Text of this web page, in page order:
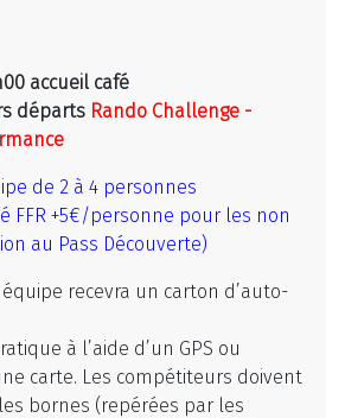
accueil café
départs Rando Challenge -
de 2 à 4 personnes
FFR +5€/personne pour les non
au Pass Découverte)
recevra un carton d’auto-
à l’aide d’un GPS ou
carte. Les compétiteurs doivent
bornes (repérées par les